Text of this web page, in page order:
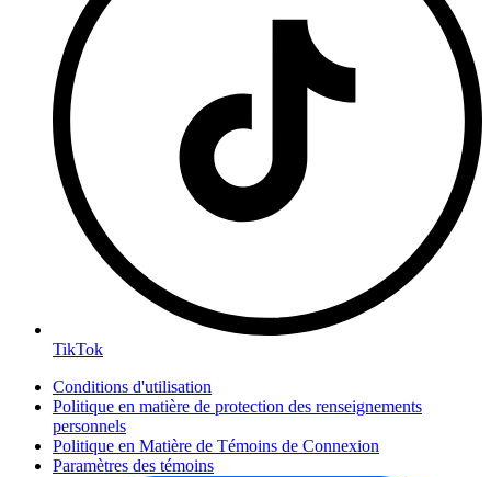
TikTok
Conditions d'utilisation
Politique en matière de protection des renseignements
personnels
Politique en Matière de Témoins de Connexion
Paramètres des témoins